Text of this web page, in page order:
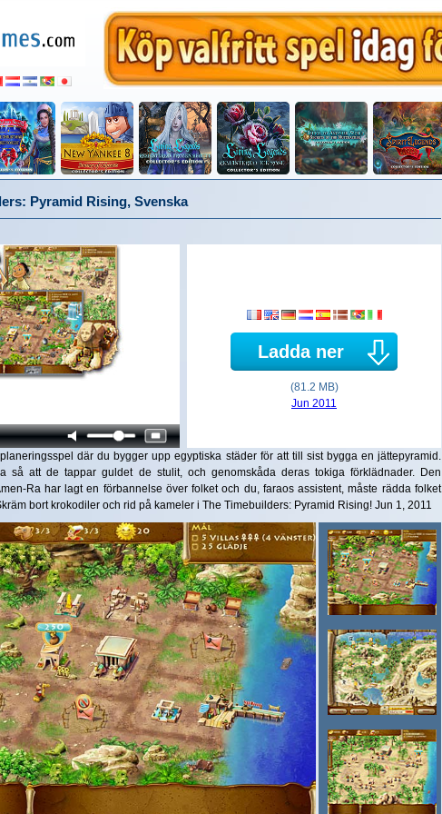
Pyramid Rising, Svenska
Ladda ner
(81.2 MB)
Jun 2011
där du bygger upp egyptiska städer för att till sist bygga en jättepyramid.
så att de tappar guldet de stulit, och genomskåda deras tokiga förklädnader. Den
Ra har lagt en förbannelse över folket och du, faraos assistent, måste rädda folket
bort krokodiler och rid på kameler i The Timebuilders: Pyramid Rising! Jun 1, 2011